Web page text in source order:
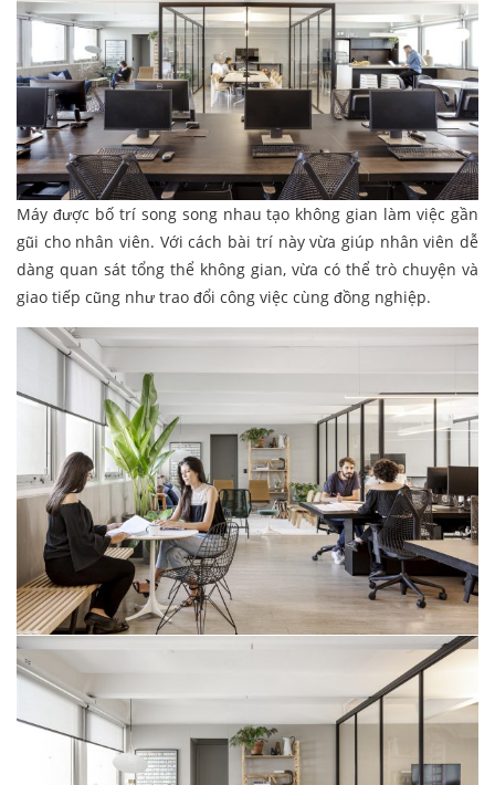
Máy được bố trí song song nhau tạo không gian làm việc gần
gũi cho nhân viên. Với cách bài trí này vừa giúp nhân viên dễ
dàng quan sát tổng thể không gian, vừa có thể trò chuyện và
giao tiếp cũng như trao đổi công việc cùng đồng nghiệp.